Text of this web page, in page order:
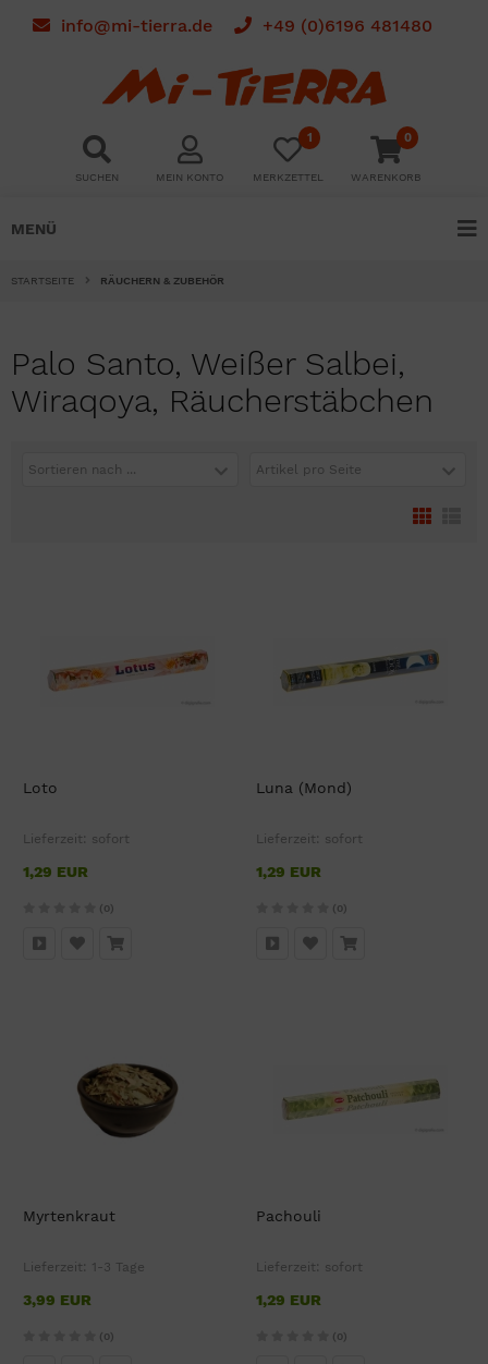
info@mi-tierra.de +49 (0)6196 481480
SUCHEN MEIN KONTO
1
MERKZETTEL
0
WARENKORB
MENÜ
STARTSEITE RÄUCHERN & ZUBEHÖR
Palo Santo, Weißer Salbei,
Wiraqoya, Räucherstäbchen
Sortieren nach ... Artikel pro Seite
Loto
Lieferzeit: sofort
1,29 EUR
(0)
Luna (Mond)
Lieferzeit: sofort
1,29 EUR
(0)
Myrtenkraut
Lieferzeit: 1-3 Tage
3,99 EUR
(0)
Pachouli
Lieferzeit: sofort
1,29 EUR
(0)